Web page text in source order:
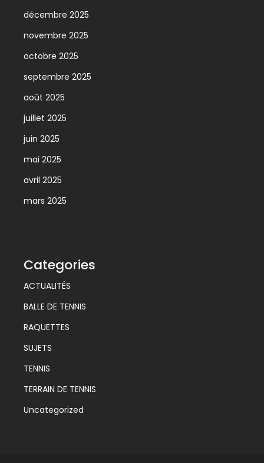
décembre 2025
novembre 2025
octobre 2025
septembre 2025
août 2025
juillet 2025
juin 2025
mai 2025
avril 2025
mars 2025
Categories
ACTUALITÉS
BALLE DE TENNIS
RAQUETTES
SUJETS
TENNIS
TERRAIN DE TENNIS
Uncategorized